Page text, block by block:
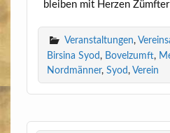
blei­ben mit Her­zen
Veranstaltungen,
Birsina Syod , Bovelzumft,
Nordmänner, Syod , Verein